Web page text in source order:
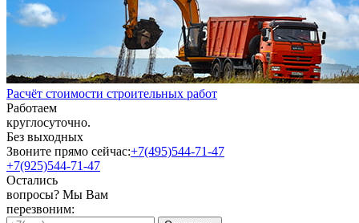
Расчёт стоимости строительных работ
Работаем
круглосуточно.
Без выходных
Звоните прямо сейчас:+7(495)544-71-47
+7(925)544-71-47
Остались
вопросы? Мы Вам
перезвоним: